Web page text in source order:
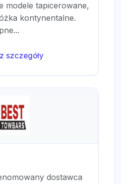
modele tapicerowane,
kontynentalne.
szczegóły
dostawca